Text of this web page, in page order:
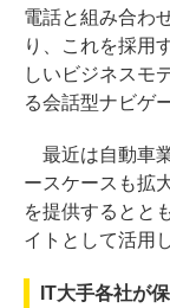
電話と組み合わ
り、これを採用
しいビジネスモ
る会話型ナビゲ
最近は自動車
ースケースも拡
を提供するとと
イトとして活用
IT大手各社が